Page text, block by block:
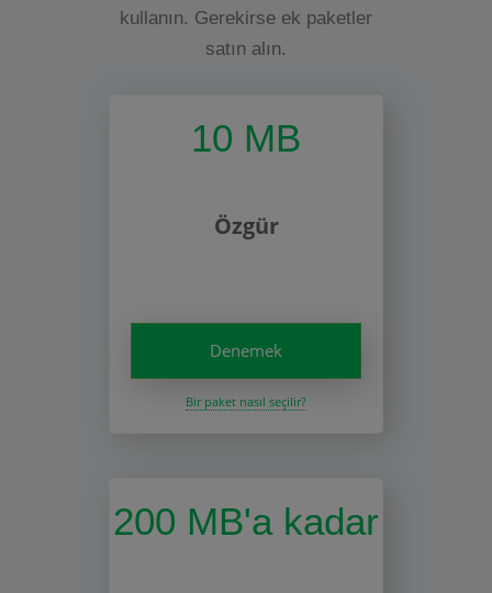
kullanın. Gerekirse ek paketler
satın alın.
10 MB
Özgür
Denemek
Bir paket nasıl seçilir?
200 MB'a kadar